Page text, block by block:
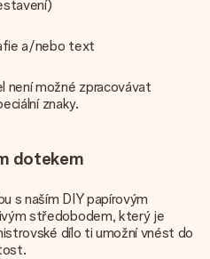
a/nebo text
není možné zpracovávat
znaky.
dotekem
s naším DIY papírovým
středobodem, který je
dílo ti umožní vnést do